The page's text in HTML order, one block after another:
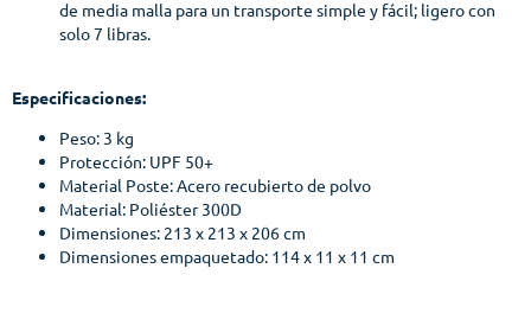
de media malla para un transporte simple y fácil; ligero con
solo 7 libras.
Especificaciones:
Peso: 3 kg
Protección: UPF 50+
Material Poste: Acero recubierto de polvo
Material: Poliéster 300D
Dimensiones: 213 x 213 x 206 cm
Dimensiones empaquetado: 114 x 11 x 11 cm